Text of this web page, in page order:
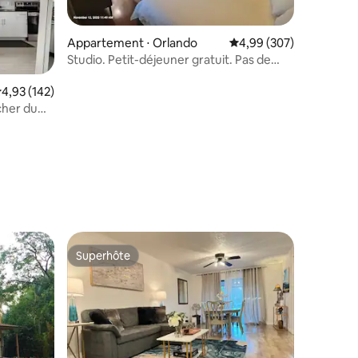
: 4,93 sur 5
moyenne sur la base de 142 commentaires : 4,93 sur 5
4,93 (142)
du
Appartement ⋅ Orlando Évaluation moyenne
4,99 (307)
Studio. Petit-déjeuner gratuit. Pas de
appréciés Superhôte
Superhôte